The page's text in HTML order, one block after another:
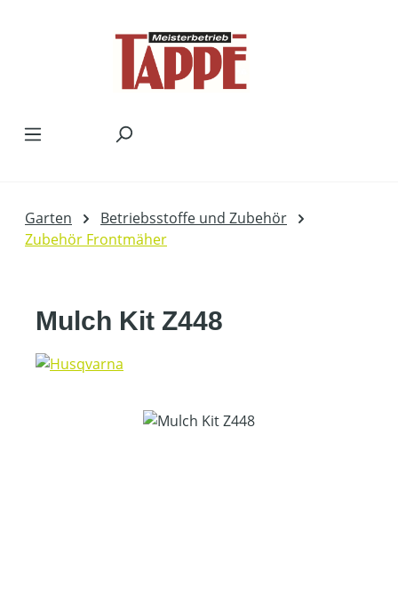
Garten
Betriebsstoffe und Zubehör
Zubehör Frontmäher
Mulch Kit Z448
Bildergalerie überspringen